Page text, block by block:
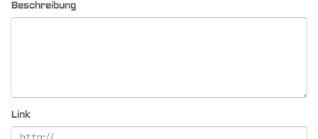
Beschreibung
Link